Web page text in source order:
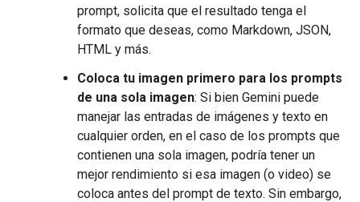
prompt, solicita que el resultado tenga el
formato que deseas, como Markdown, JSON,
HTML y más.
Coloca tu imagen primero para los prompts
de una sola imagen: Si bien Gemini puede
manejar las entradas de imágenes y texto en
cualquier orden, en el caso de los prompts que
contienen una sola imagen, podría tener un
mejor rendimiento si esa imagen (o video) se
coloca antes del prompt de texto. Sin embargo,